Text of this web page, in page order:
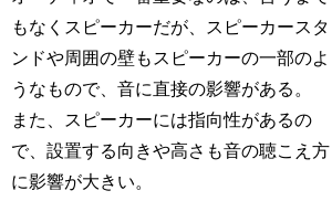
もなくスピーカーだが、スピーカースタ
ンドや周囲の壁もスピーカーの一部のよ
うなもので、音に直接の影響がある。
また、スピーカーには指向性があるの
で、設置する向きや高さも音の聴こえ方
に影響が大きい。